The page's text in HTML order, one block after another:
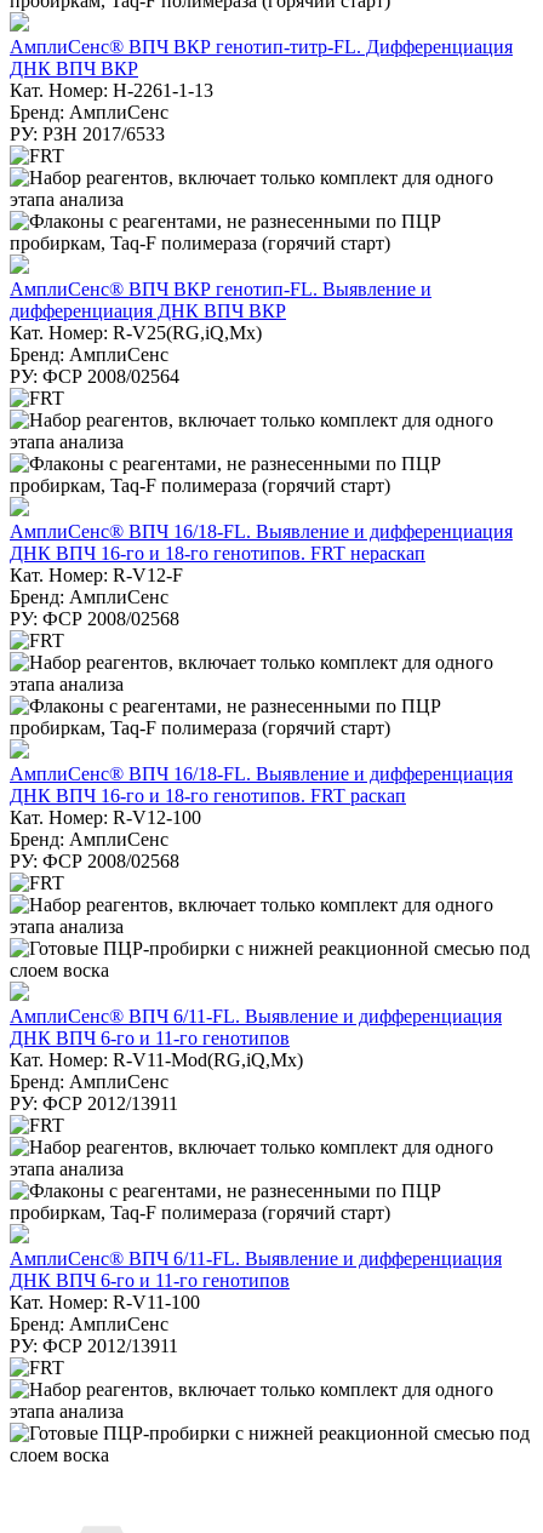
АмплиСенс® ВПЧ ВКР генотип-титр-FL. Дифференциация
ДНК ВПЧ ВКР
Кат. Номер: H-2261-1-13
Бренд: АмплиСенс
РУ: РЗН 2017/6533
АмплиСенс® ВПЧ ВКР генотип-FL. Выявление и
дифференциация ДНК ВПЧ ВКР
Кат. Номер: R-V25(RG,iQ,Mx)
Бренд: АмплиСенс
РУ: ФСР 2008/02564
АмплиСенс® ВПЧ 16/18-FL. Выявление и дифференциация
ДНК ВПЧ 16-го и 18-го генотипов. FRT нераскап
Кат. Номер: R-V12-F
Бренд: АмплиСенс
РУ: ФСР 2008/02568
АмплиСенс® ВПЧ 16/18-FL. Выявление и дифференциация
ДНК ВПЧ 16-го и 18-го генотипов. FRT раскап
Кат. Номер: R-V12-100
Бренд: АмплиСенс
РУ: ФСР 2008/02568
АмплиСенс® ВПЧ 6/11-FL. Выявление и дифференциация
ДНК ВПЧ 6-го и 11-го генотипов
Кат. Номер: R-V11-Mod(RG,iQ,Mx)
Бренд: АмплиСенс
РУ: ФСР 2012/13911
АмплиСенс® ВПЧ 6/11-FL. Выявление и дифференциация
ДНК ВПЧ 6-го и 11-го генотипов
Кат. Номер: R-V11-100
Бренд: АмплиСенс
РУ: ФСР 2012/13911